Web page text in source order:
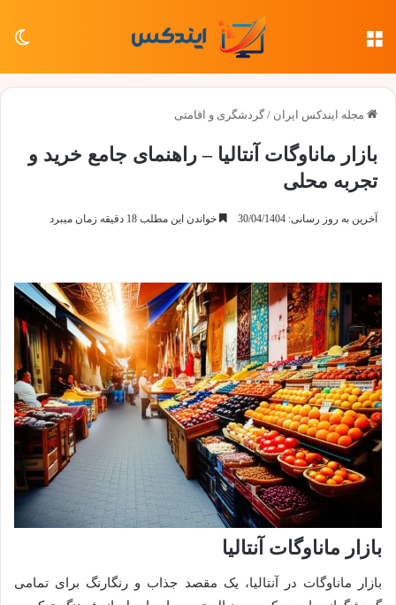
مجله ایندکس ایران / گردشگری و اقامتی
بازار ماناوگات آنتالیا – راهنمای جامع خرید و
تجربه محلی
آخرین به روز رسانی: 30/04/1404 خواندن این مطلب 18 دقیقه زمان میبرد
بازار ماناوگات آنتالیا
بازار ماناوگات در آنتالیا، یک مقصد جذاب و رنگارنگ برای تمامی